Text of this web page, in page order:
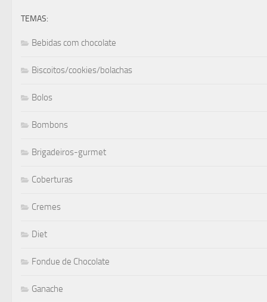
TEMAS:
Bebidas com chocolate
Biscoitos/cookies/bolachas
Bolos
Bombons
Brigadeiros-gurmet
Coberturas
Cremes
Diet
Fondue de Chocolate
Ganache